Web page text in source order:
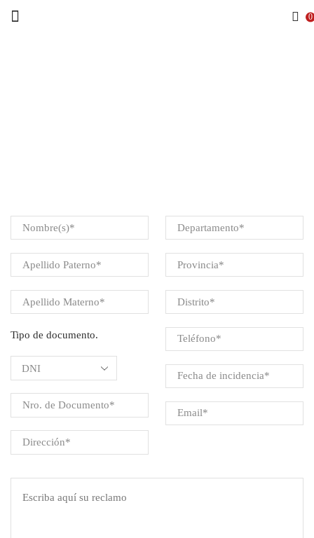
0
Menu
Tipo de documento.